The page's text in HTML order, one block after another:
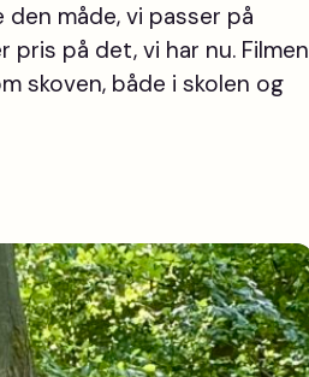
måde, vi passer på
på det, vi har nu. Filmen
skoven, både i skolen og